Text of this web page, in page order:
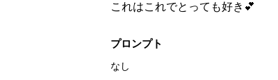
これはこれでとっても好き💕
プロンプト
なし